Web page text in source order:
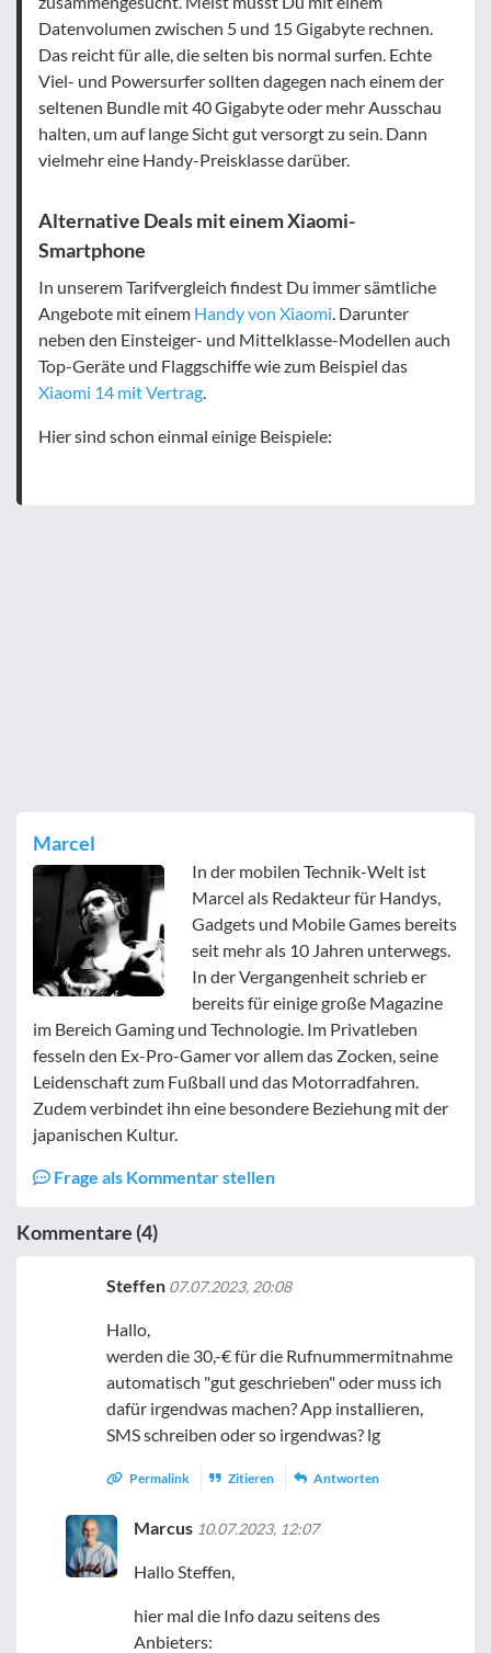
Datenvolumen zwischen 5 und 15 Gigabyte rechnen.
Das reicht für alle, die selten bis normal surfen. Echte
Viel- und Powersurfer sollten dagegen nach einem der
seltenen Bundle mit 40 Gigabyte oder mehr Ausschau
halten, um auf lange Sicht gut versorgt zu sein. Dann
vielmehr eine Handy-Preisklasse darüber.
Alternative Deals mit einem Xiaomi-
Smartphone
In unserem Tarifvergleich findest Du immer sämtliche
Angebote mit einem Handy von Xiaomi. Darunter
neben den Einsteiger- und Mittelklasse-Modellen auch
Top-Geräte und Flaggschiffe wie zum Beispiel das
Xiaomi 14 mit Vertrag.
Hier sind schon einmal einige Beispiele:
Marcel
In der mobilen Technik-Welt ist
Marcel als Redakteur für Handys,
Gadgets und Mobile Games bereits
seit mehr als 10 Jahren unterwegs.
In der Vergangenheit schrieb er
bereits für einige große Magazine
im Bereich Gaming und Technologie. Im Privatleben
fesseln den Ex-Pro-Gamer vor allem das Zocken, seine
Leidenschaft zum Fußball und das Motorradfahren.
Zudem verbindet ihn eine besondere Beziehung mit der
japanischen Kultur.
Frage als Kommentar stellen
Kommentare (4)
Steffen 07.07.2023, 20:08
Hallo,
werden die 30,-€ für die Rufnummermitnahme
automatisch "gut geschrieben" oder muss ich
dafür irgendwas machen? App installieren,
SMS schreiben oder so irgendwas? lg
Permalink Zitieren Antworten
Marcus 10.07.2023, 12:07
Hallo Steffen,
hier mal die Info dazu seitens des
Anbieters: